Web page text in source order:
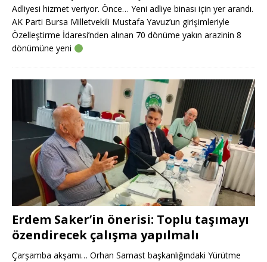
Adliyesi hizmet veriyor. Önce… Yeni adliye binası için yer arandı.
AK Parti Bursa Milletvekili Mustafa Yavuz’un girişimleriyle
Özelleştirme İdaresi’nden alınan 70 dönüme yakın arazinin 8
dönümüne yeni
Erdem Saker’in önerisi: Toplu taşımayı
özendirecek çalışma yapılmalı
Çarşamba akşamı… Orhan Samast başkanlığındaki Yürütme